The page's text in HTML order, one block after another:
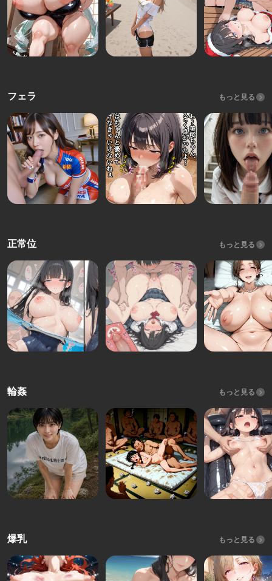
フェラ もっと見る
正常位 もっと見る
輪姦 もっと見る
爆乳 もっと見る